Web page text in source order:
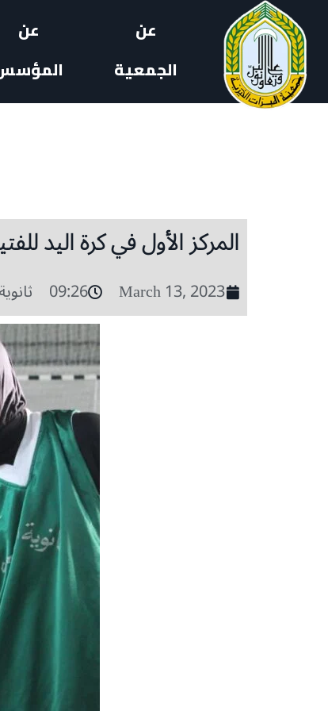
عن
الجمعية
عن
المركز الأول في كرة اليد
March 13, 2023
09:26